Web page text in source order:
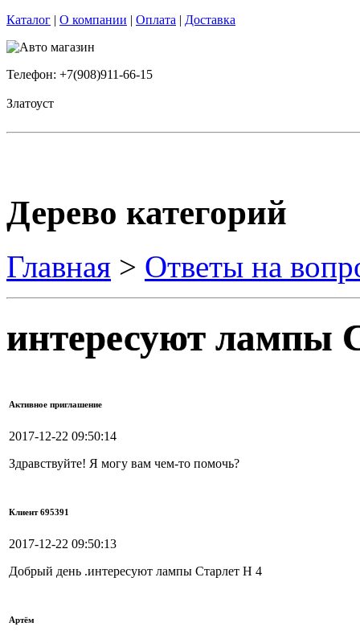
Каталог | О компании | Оплата | Доставка
Телефон: +7(908)911-66-15
Златоуст
Дерево категорий
Главная > Ответы на
интересуют лампы
Активное приглашение
2017-12-22 09:50:14
Здравствуйте! Я могу вам чем-то помочь?
Клиент 695391
2017-12-22 09:50:13
Добрый день .интересуют лампы Старлет Н 4
Артём